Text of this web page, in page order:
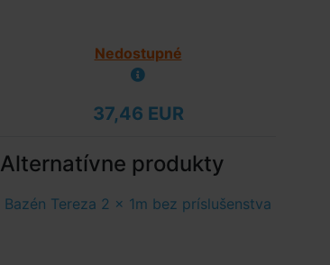
Nedostupné
37,46 EUR
Alternatívne produkty
Bazén Tereza 2 x 1m bez príslušenstva